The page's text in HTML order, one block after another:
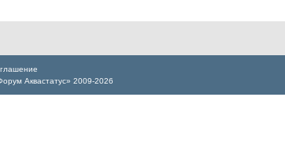
Аквастатус» 2009-2026